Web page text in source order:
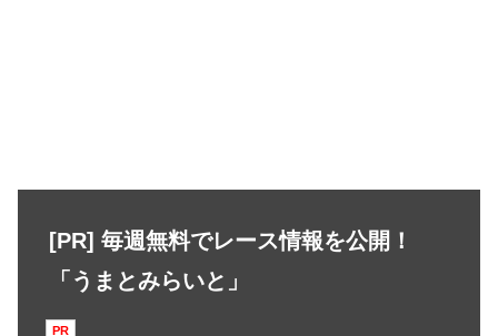
[PR] 毎週無料でレース情報を公開！
「うまとみらいと」